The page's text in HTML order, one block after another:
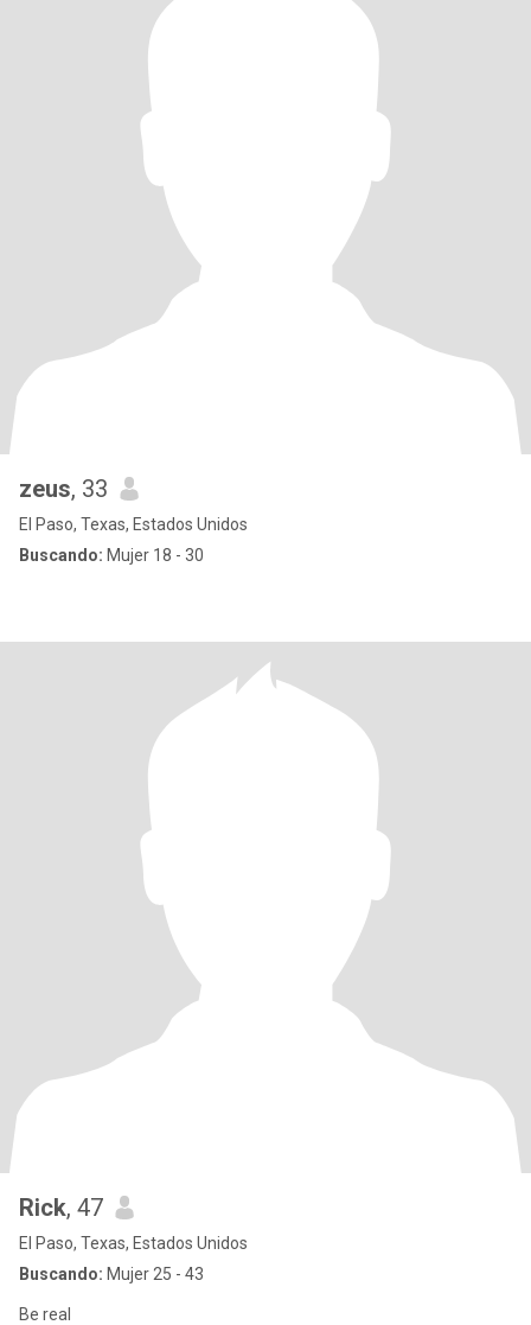
zeus, 33
El Paso, Texas, Estados Unidos
Buscando: Mujer 18 - 30
Rick, 47
El Paso, Texas, Estados Unidos
Buscando: Mujer 25 - 43
Be real